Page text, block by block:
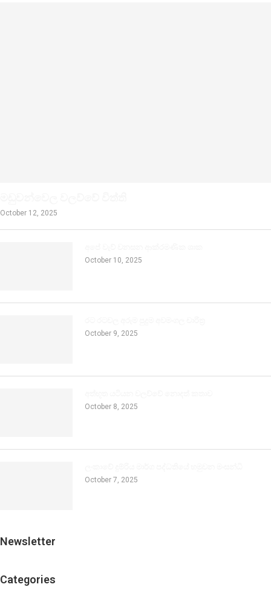
October 12, 2025
October 10, 2025
October 9, 2025
October 8, 2025
October 7, 2025
Newsletter
Categories